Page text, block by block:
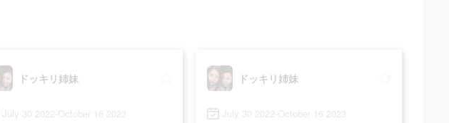
ドッキリ姉妹
July 30 2022-October 16 2023
ドッキリ姉妹
July 30 2022-October 16 2023